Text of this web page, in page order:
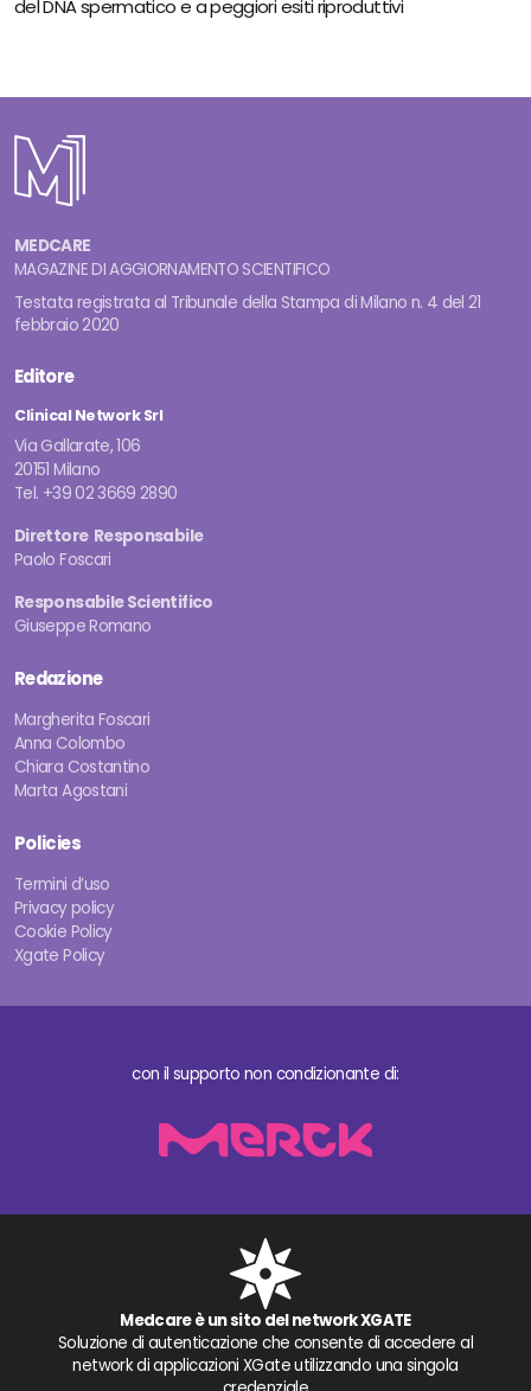
del DNA spermatico e a peggiori esiti riproduttivi
MEDCARE
MAGAZINE DI AGGIORNAMENTO SCIENTIFICO
Testata registrata al Tribunale della Stampa di Milano n. 4 del 21
febbraio 2020
Editore
Clinical Network Srl
Via Gallarate, 106
20151 Milano
Tel. +39 02 3669 2890
Direttore Responsabile
Paolo Foscari
Responsabile Scientifico
Giuseppe Romano
Redazione
Margherita Foscari
Anna Colombo
Chiara Costantino
Marta Agostani
Policies
Termini d’uso
Privacy policy
Cookie Policy
Xgate Policy
con il supporto non condizionante di:
Medcare è un sito del network XGATE
Soluzione di autenticazione che consente di accedere al
network di applicazioni XGate utilizzando una singola